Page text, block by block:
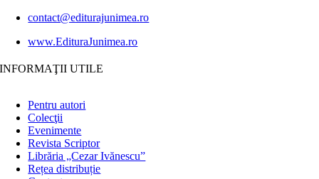
contact@editurajunimea.ro
www.EdituraJunimea.ro
INFORMAŢII UTILE
Pentru autori
Colecţii
Evenimente
Revista Scriptor
Librăria „Cezar Ivănescu”
Rețea distribuție